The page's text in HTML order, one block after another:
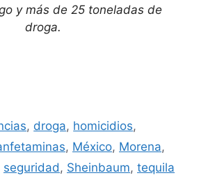
y más de 25 toneladas de
droga.
, droga, homicidios,
, México, Morena,
seguridad, Sheinbaum, tequila